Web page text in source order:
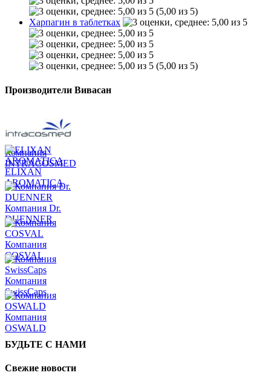
(5,00 из 5)
Харпагин в таблетках
(5,00 из 5)
Производители Вивасан
Компания
INTRACOSMED
ELIXAN
AROMATICA
Компания Dr.
DUENNER
Компания
COSVAL
Компания
SwissCaps
Компания
OSWALD
БУДЬТЕ С НАМИ
Свежие новости